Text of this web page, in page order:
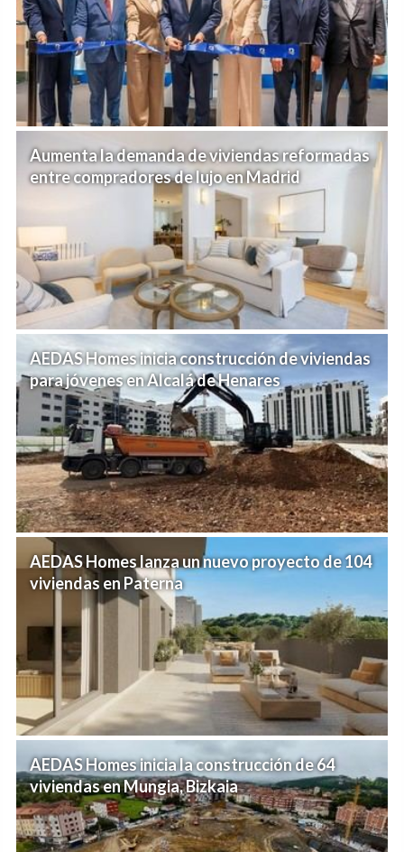
Aumenta la demanda de viviendas reformadas
entre compradores de lujo en Madrid
AEDAS Homes inicia construcción de viviendas
para jóvenes en Alcalá de Henares
AEDAS Homes lanza un nuevo proyecto de 104
viviendas en Paterna
AEDAS Homes inicia la construcción de 64
viviendas en Mungia, Bizkaia